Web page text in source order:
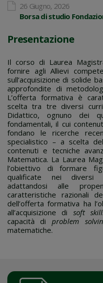
26 Giugno, 2026
Borsa di studio
Presentazione
Il corso di Laurea
fornire agli Allievi
sull’acquisizione di solide
approfondite di
L’offerta formativa è
scelta tra tre diversi
Didattico, ognuno dei
fondamentali, il cui
fondano le ricerche
specialistico – a scelta
contenuti e tecniche
Matematica. La Laurea
l’obiettivo di formare
qualificate nei diversi
adattandosi alle
caratteristiche razionali
dell’offerta formativa ha
all’acquisizione di soft
capacità di problem
matematiche.